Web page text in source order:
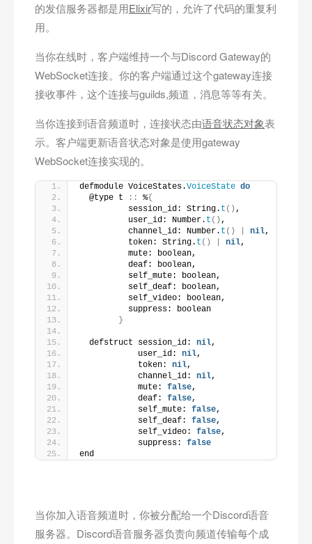
的发信服务器都是用Elixir写的，允许了代码的重复利
用。
当你在线时，客户端维持一个与Discord Gateway的
WebSocket连接。你的客户端通过这个gateway连接
接收事件，这个连接与guilds,频道，消息等等有关。
当你连接到语音频道时，连接状态由语音状态对象表
示。客户端更新语音状态对象是使用gateway
WebSocket连接实现的。
defmodule VoiceStates.VoiceState do
  @type t
:: %{
          session_id: String.
t () ,
          user_id: Number.
t () ,
          channel_id: Number.
t () nil,
          token: String.
t () nil,
          mute: boolean,
          deaf: boolean,
          self_mute: boolean,
          self_deaf: boolean,
          self_video: boolean,
          suppress: boolean
}
  defstruct session_id:
nil,
            user_id:
nil,
            token:
nil,
            channel_id:
nil,
            mute:
false,
            deaf:
false,
            self_mute:
false,
            self_deaf:
false,
            self_video:
false,
            suppress:
false
end
当你加入语音频道时，你被分配给一个Discord语音
服务器。Discord语音服务器负责向频道传输每个成